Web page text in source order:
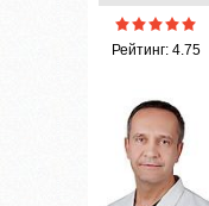
Рейтинг: 4.75